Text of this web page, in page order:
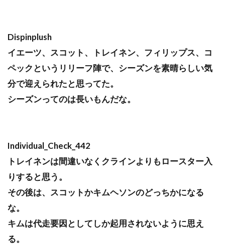
Dispinplush
イエーツ、スコット、トレイネン、フィリップス、コ
ペックというリリーフ陣で、シーズンを素晴らしい気
分で迎えられたと思ってた。
シーズンってのは長いもんだな。
Individual_Check_442
トレイネンは間違いなくクラインよりもロースター入
りすると思う。
その後は、スコットかキムヘソンのどっちかになる
な。
キムは代走要因としてしか起用されないように思え
る。